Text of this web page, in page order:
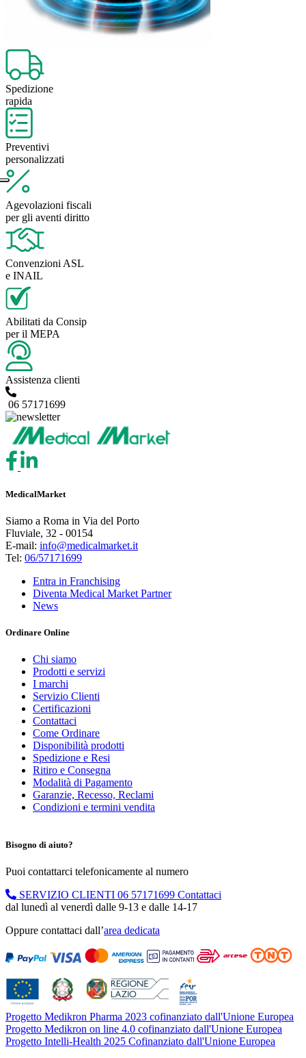
Spedizione
rapida
Preventivi
personalizzati
Agevolazioni fiscali
per gli aventi diritto
Convenzioni ASL
e INAIL
Abilitati da Consip
per il MEPA
Assistenza clienti
06 57171699
MedicalMarket
Siamo a Roma in Via del Porto
Fluviale, 32 - 00154
E-mail: info@medicalmarket.it
Tel: 06/57171699
Entra in Franchising
Diventa Medical Market Partner
News
Ordinare Online
Chi siamo
Prodotti e servizi
I marchi
Servizio Clienti
Certificazioni
Contattaci
Come Ordinare
Disponibilità prodotti
Spedizione e Resi
Ritiro e Consegna
Modalità di Pagamento
Garanzie, Recesso, Reclami
Condizioni e termini vendita
Bisogno di aiuto?
Puoi contattarci telefonicamente al numero
SERVIZIO CLIENTI 06 57171699 Contattaci
dal lunedì al venerdì dalle 9-13 e dalle 14-17
Oppure contattaci dall’area dedicata
Progetto Medikron Pharma 2023 cofinanziato dall'Unione Europea
Progetto Medikron on line 4.0 cofinanziato dall'Unione Europea
Progetto Intelli-Health 2025 Cofinanziato dall'Unione Europea